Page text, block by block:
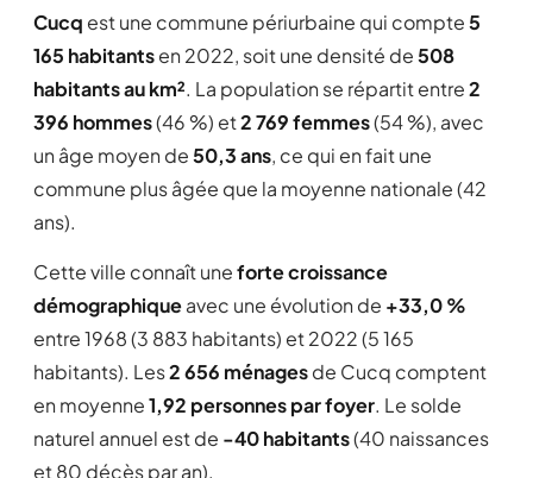
Cucq est une commune périurbaine qui compte5
165 habitantsen 2022, soit une densité de508
habitants au km². La population se répartit entre2
396 hommes(46 %) et2 769 femmes(54 %), avec
un âge moyen de50,3 ans, ce qui en fait une
commune plus âgée que la moyenne nationale (42
ans).
Cette ville connaît uneforte croissance
démographiqueavec une évolution de +33,0 %
entre 1968 (3 883 habitants) et 2022 (5 165
habitants). Les2 656 ménagesde Cucq comptent
en moyenne1,92 personnes par foyer. Le solde
naturel annuel est de -40 habitants(40 naissances
et 80 décès par an).